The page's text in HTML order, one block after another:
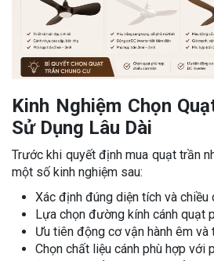
Kinh Nghiệm Chọn
Sử Dụng Lâu Dài
Trước khi quyết định mua quạt trần
một số kinh nghiệm sau:
Xác định đúng diện tích và chiều
Lựa chọn đường kính cánh quạt
Ưu tiên động cơ vận hành êm và
Chọn chất liệu cánh phù hợp với